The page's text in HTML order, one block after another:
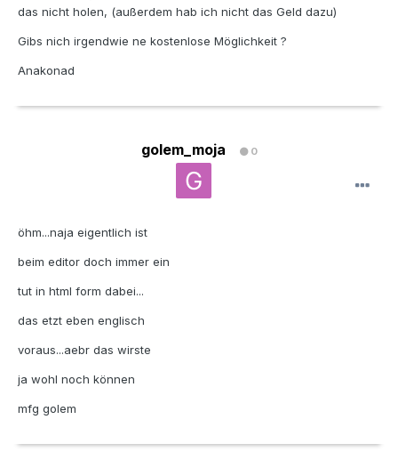
das nicht holen, (außerdem hab ich nicht das Geld dazu)
Gibs nich irgendwie ne kostenlose Möglichkeit ?
Anakonad
golem_moja 0
öhm...naja eigentlich ist
beim editor doch immer ein
tut in html form dabei...
das etzt eben englisch
voraus...aebr das wirste
ja wohl noch können
mfg golem